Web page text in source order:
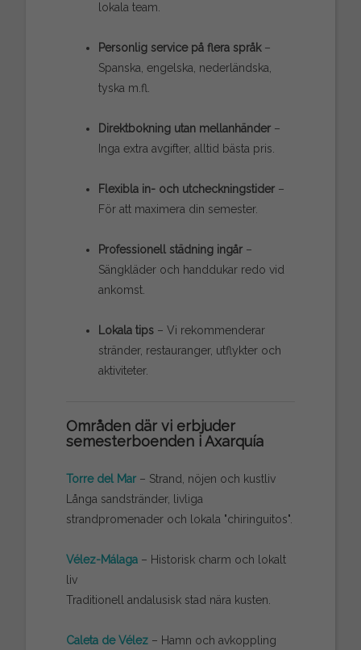
lokala team.
Personlig service på flera språk–
Spanska, engelska, nederländska,
tyska m.fl.
Direktbokning utan mellanhänder–
Inga extra avgifter, alltid bästa pris.
Flexibla in- och utcheckningstider–
För att maximera din semester.
Professionell städning ingår–
Sängkläder och handdukar redo vid
ankomst.
Lokala tips– Vi rekommenderar
stränder, restauranger, utflykter och
aktiviteter.
Områden där vi erbjuder
semesterboenden i Axarquía
Torre del Mar– Strand, nöjen och kustliv
Långa sandstränder, livliga
strandpromenader och lokala "chiringuitos".
Vélez-Málaga– Historisk charm och lokalt
liv
Traditionell andalusisk stad nära kusten.
Caleta de Vélez– Hamn och avkoppling